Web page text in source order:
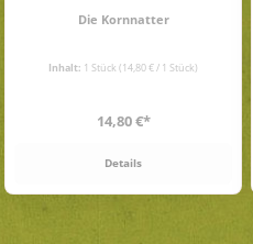
Die Kornnatter
Inhalt: 1 Stück (14,80 € / 1 Stück)
Regulärer Preis:
14,80 €*
Details